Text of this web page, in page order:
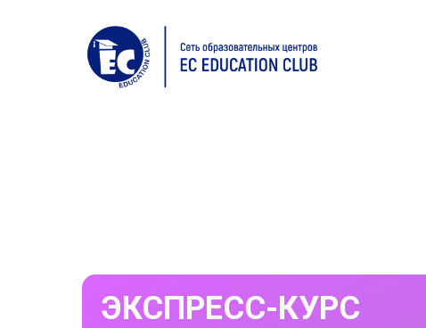
ЭКСПРЕСС-КУРС